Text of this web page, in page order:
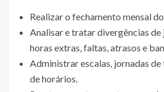
Realizar o fechamento mensal
Analisar e tratar divergências de
horas extras, faltas, atrasos e
Administrar escalas, jornadas
de horários.